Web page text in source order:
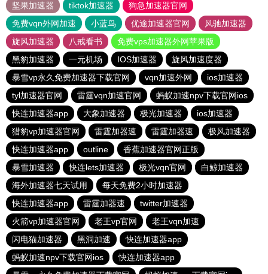
坚果加速器
tiktok加速器
狗急加速器官网
免费vqn外网加速
小蓝鸟 优途加速器官网
风驰加速器
旋风加速器
八戒看书
免费vps加速器外网苹果版
黑豹加速器
一元机场 IOS加速器
旋风加速度器
暴雪vp永久免费加速器下载官网
vqn加速外网
ios加速器
tyl加速器官网
雷霆vqn加速官网
蚂蚁加速npv下载官网ios
快连加速器app
大象加速器 极光加速器
ios加速器
猎豹vp加速器官网
雷霆加器速 雷霆加器速
极风加速器
快连加速器app
outline
香蕉加速器官网正版
暴雪加速器
快连lets加速器 极光vqn官网
白鲸加速器
海外加速器七天试用
每天免费2小时加速器
快连加速器app
雷霆加器速
twitter加速器
火箭vp加速器官网
老王vp官网
老王vqn加速
闪电猫加速器
黑洞加速
快连加速器app
蚂蚁加速npv下载官网ios
快连加速器app